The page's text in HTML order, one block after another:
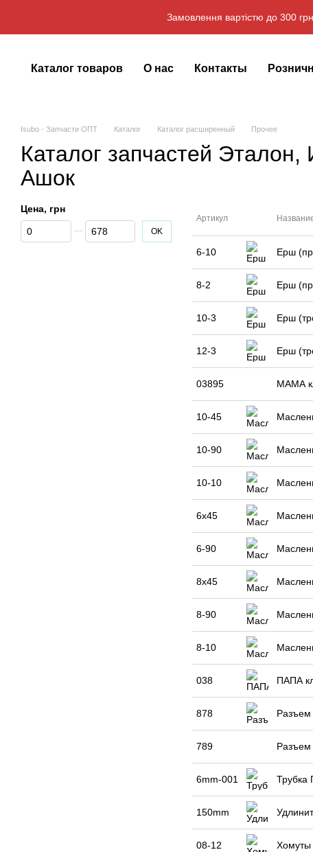
Замовлення вартістю до 300
Каталог товаров О нас Контакты
Isubo - Запчасти ОПТ Каталог Каталог расширенный Прочее
Каталог запчастей
Ашок
Артикул
6-10 Ерш
8-2 Ерш
10-3 Ерш
12-3 Ерш
03895 МАМА
10-45
10-90
10-10
6x45
6-90
8x45
8-90
8-10
038 ПАПА
878 Разъем
789
6mm-001 Трубка
150mm
08-12 Хомуты
Цена, грн
От Цена, грн
До Цена, грн OK